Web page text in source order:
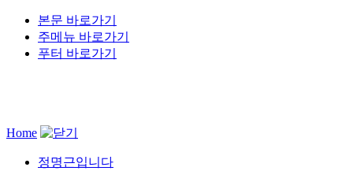
본문 바로가기
주메뉴 바로가기
푸터 바로가기
Home
정명근입니다